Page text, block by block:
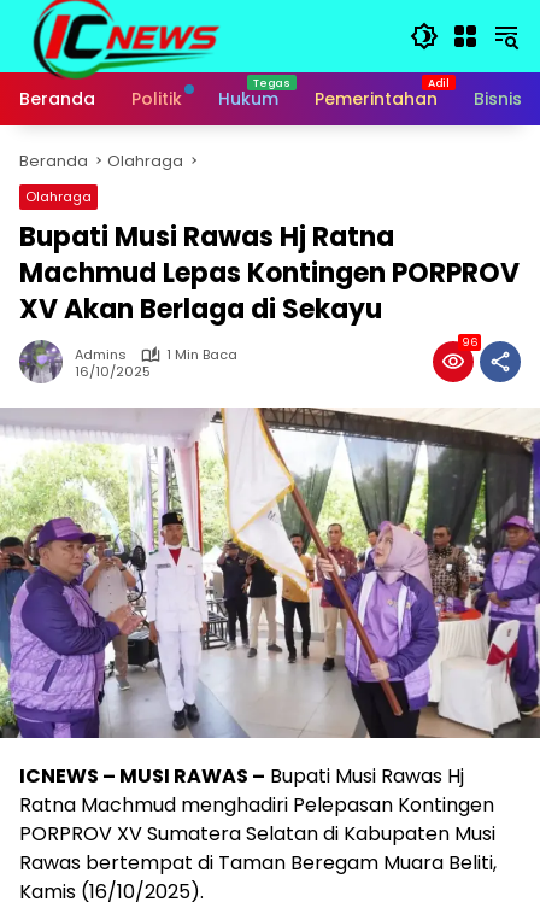
Langsung
konten
Beranda
Politik Hukum Pemerintahan Bisnis
Beranda Olahraga
Olahraga
Bupati Musi Rawas Hj Ratna
Machmud Lepas Kontingen PORPROV
XV Akan Berlaga di Sekayu
Admins
1 Min Baca
16/10/2025
96
ICNEWS – MUSI RAWAS – Bupati Musi Rawas Hj
Ratna Machmud menghadiri Pelepasan Kontingen
PORPROV XV Sumatera Selatan di Kabupaten Musi
Rawas bertempat di Taman Beregam Muara Beliti,
Kamis (16/10/2025).